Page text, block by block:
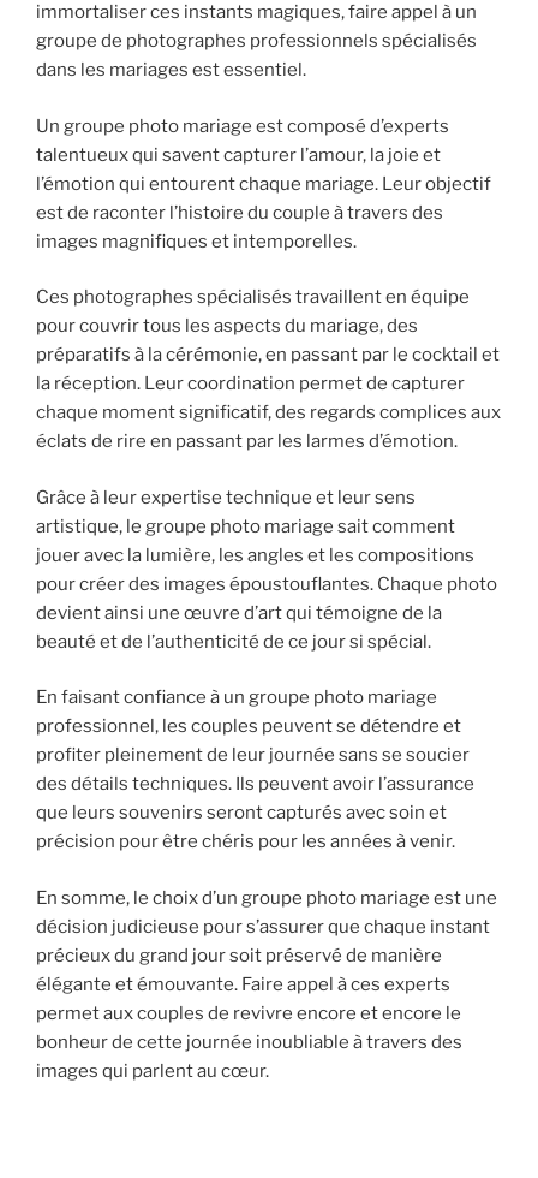
immortaliser ces instants magiques, faire appel à un
groupe de photographes professionnels spécialisés
dans les mariages est essentiel.
Un groupe photo mariage est composé d’experts
talentueux qui savent capturer l’amour, la joie et
l’émotion qui entourent chaque mariage. Leur objectif
est de raconter l’histoire du couple à travers des
images magnifiques et intemporelles.
Ces photographes spécialisés travaillent en équipe
pour couvrir tous les aspects du mariage, des
préparatifs à la cérémonie, en passant par le cocktail et
la réception. Leur coordination permet de capturer
chaque moment significatif, des regards complices aux
éclats de rire en passant par les larmes d’émotion.
Grâce à leur expertise technique et leur sens
artistique, le groupe photo mariage sait comment
jouer avec la lumière, les angles et les compositions
pour créer des images époustouflantes. Chaque photo
devient ainsi une œuvre d’art qui témoigne de la
beauté et de l’authenticité de ce jour si spécial.
En faisant confiance à un groupe photo mariage
professionnel, les couples peuvent se détendre et
profiter pleinement de leur journée sans se soucier
des détails techniques. Ils peuvent avoir l’assurance
que leurs souvenirs seront capturés avec soin et
précision pour être chéris pour les années à venir.
En somme, le choix d’un groupe photo mariage est une
décision judicieuse pour s’assurer que chaque instant
précieux du grand jour soit préservé de manière
élégante et émouvante. Faire appel à ces experts
permet aux couples de revivre encore et encore le
bonheur de cette journée inoubliable à travers des
images qui parlent au cœur.